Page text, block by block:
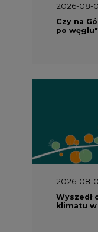
2026-08-
Czy na
po
2026-08-
Wyszedł
klimatu